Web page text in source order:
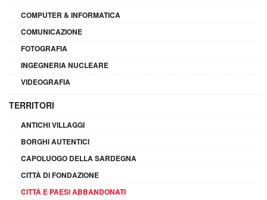
COMPUTER & INFORMATICA
COMUNICAZIONE
FOTOGRAFIA
INGEGNERIA NUCLEARE
VIDEOGRAFIA
TERRITORI
ANTICHI VILLAGGI
BORGHI AUTENTICI
CAPOLUOGO DELLA SARDEGNA
CITTÀ DI FONDAZIONE
CITTÀ E PAESI ABBANDONATI